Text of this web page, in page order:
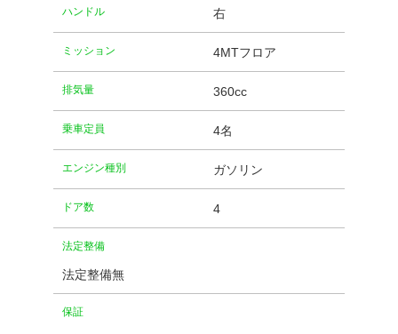
ハンドル 右
ミッション 4MTフロア
排気量 360cc
乗車定員 4名
エンジン種別 ガソリン
ドア数 4
法定整備
法定整備無
保証